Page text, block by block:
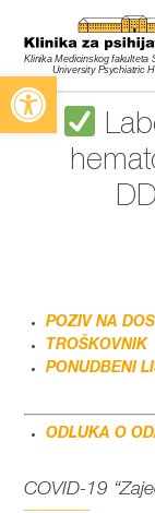
Open toolbar
POZIV NA
TROŠKOVNIK
PONUDBENI
ODLUKA O
COVID-19